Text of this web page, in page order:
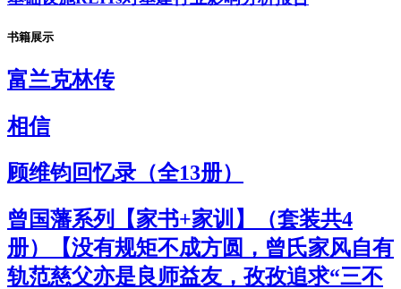
书籍展示
富兰克林传
相信
顾维钧回忆录（全13册）
曾国藩系列【家书+家训】（套装共4
册）【没有规矩不成方圆，曾氏家风自有
轨范慈父亦是良师益友，孜孜追求“三不